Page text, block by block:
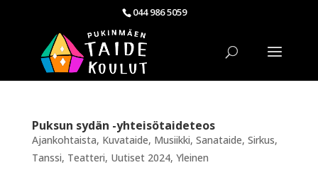
044 986 5059
Puksun sydän -yhteisötaideteos
Ajankohtaista, Kuvataide, Musiikki, Sanataide, Sirkus,
Tanssi, Teatteri, Uutiset 2024, Yleinen